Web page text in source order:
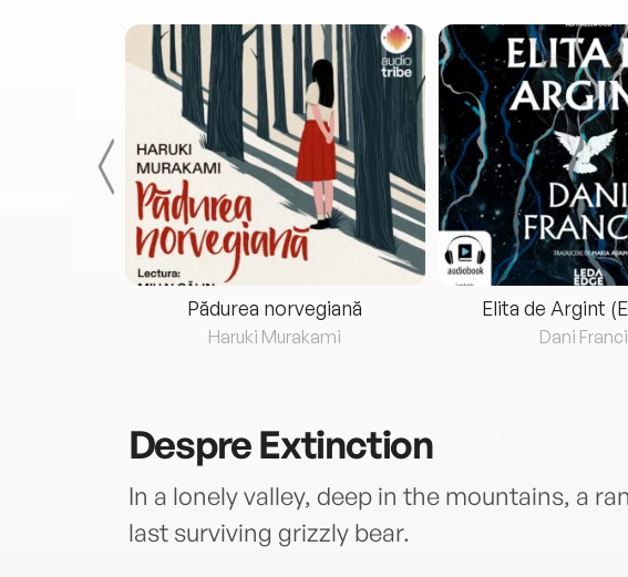
Pădurea norvegiană
Haruki Murakami
Elita de Argint
Dani
DespreExtinction
In a lonely valley, deep in the mountains, a
last surviving grizzly bear.